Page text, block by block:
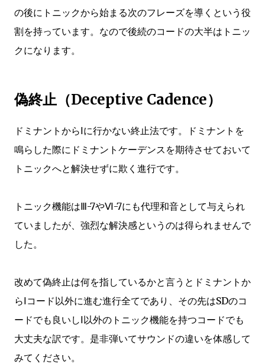
の後にトニックから始まる次のフレーズを導くという役
割を持っています。なので後続のコードの大半はトニッ
クになります。
偽終止（Deceptive Cadence）
ドミナントからⅠに行かない終止法です。ドミナントを
鳴らした際にドミナントケーデンスを期待させておいて
トニックへと解決せずに欺く進行です。
トニック機能はⅢ-7やⅥ-7にも代理和音として与えられ
ていましたが、強烈な解決感というのは得られませんで
した。
改めて偽終止は何を指しているかと言うとドミナントか
らⅠコード以外に進む進行全てであり、その先はSDのコ
ードでも良いしⅠ以外のトニック機能を持つコードでも
大丈夫な訳です。是非弾いてサウンドの違いを体感して
みてください。